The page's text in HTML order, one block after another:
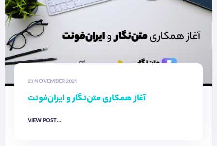
28 NOVEMBER 2021
آغاز همکاری متن‌نگار و ایران‌فونت
VIEW POST...